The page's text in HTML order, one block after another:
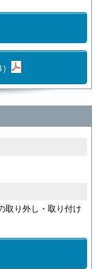
取り外し・取り付け